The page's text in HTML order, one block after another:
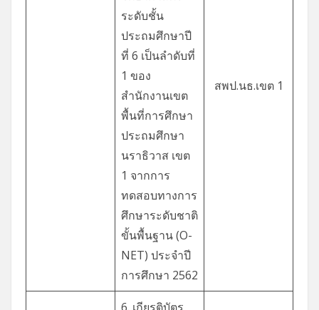
ระดับชั้น
ประถมศึกษาปี
ที่ 6 เป็นลำดับที่
1 ของ
สำนักงานเขต
พื้นที่การศึกษา
ประถมศึกษา
นราธิวาส เขต
1 จากการ
ทดสอบทางการ
ศึกษาระดับชาติ
ขั้นพื้นฐาน (O-
NET) ประจำปี
การศึกษา 2562
สพป.นธ.เขต 1